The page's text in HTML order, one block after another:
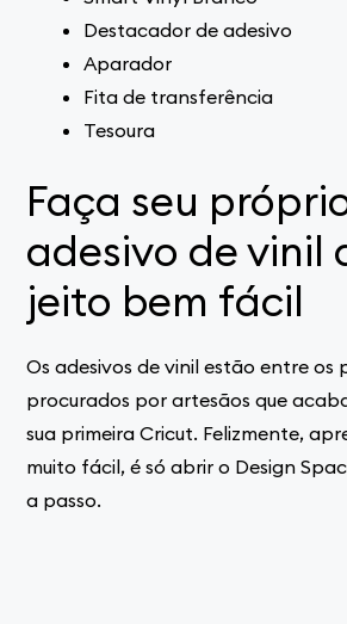
Destacador de adesivo
Aparador
Fita de transferência
Tesoura
Faça seu
adesivo de vinil
jeito bem fácil
Os adesivos de vinil estão entre os
procurados por artesãos que
sua primeira Cricut. Felizmente,
muito fácil, é só abrir o Design
a passo.